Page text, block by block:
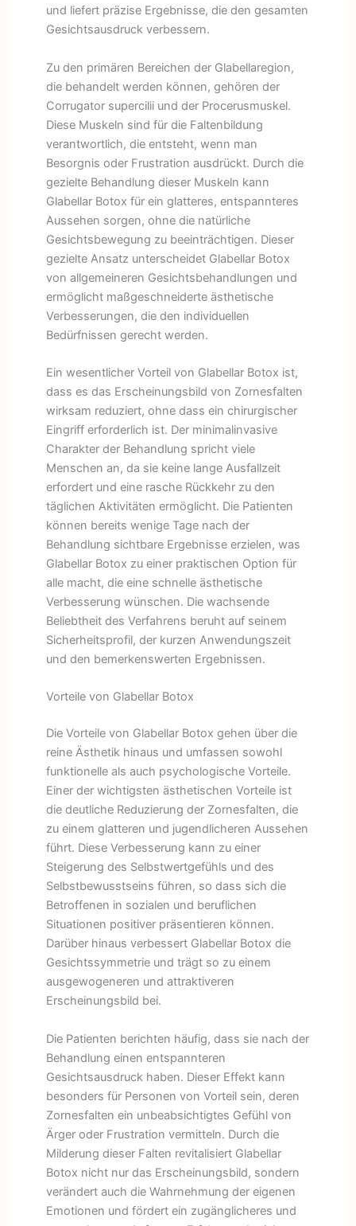
und liefert präzise Ergebnisse, die den gesamten
Gesichtsausdruck verbessern.
Zu den primären Bereichen der Glabellaregion,
die behandelt werden können, gehören der
Corrugator supercilii und der Procerusmuskel.
Diese Muskeln sind für die Faltenbildung
verantwortlich, die entsteht, wenn man
Besorgnis oder Frustration ausdrückt. Durch die
gezielte Behandlung dieser Muskeln kann
Glabellar Botox für ein glatteres, entspannteres
Aussehen sorgen, ohne die natürliche
Gesichtsbewegung zu beeinträchtigen. Dieser
gezielte Ansatz unterscheidet Glabellar Botox
von allgemeineren Gesichtsbehandlungen und
ermöglicht maßgeschneiderte ästhetische
Verbesserungen, die den individuellen
Bedürfnissen gerecht werden.
Ein wesentlicher Vorteil von Glabellar Botox ist,
dass es das Erscheinungsbild von Zornesfalten
wirksam reduziert, ohne dass ein chirurgischer
Eingriff erforderlich ist. Der minimalinvasive
Charakter der Behandlung spricht viele
Menschen an, da sie keine lange Ausfallzeit
erfordert und eine rasche Rückkehr zu den
täglichen Aktivitäten ermöglicht. Die Patienten
können bereits wenige Tage nach der
Behandlung sichtbare Ergebnisse erzielen, was
Glabellar Botox zu einer praktischen Option für
alle macht, die eine schnelle ästhetische
Verbesserung wünschen. Die wachsende
Beliebtheit des Verfahrens beruht auf seinem
Sicherheitsprofil, der kurzen Anwendungszeit
und den bemerkenswerten Ergebnissen.
Vorteile von Glabellar Botox
Die Vorteile von Glabellar Botox gehen über die
reine Ästhetik hinaus und umfassen sowohl
funktionelle als auch psychologische Vorteile.
Einer der wichtigsten ästhetischen Vorteile ist
die deutliche Reduzierung der Zornesfalten, die
zu einem glatteren und jugendlicheren Aussehen
führt. Diese Verbesserung kann zu einer
Steigerung des Selbstwertgefühls und des
Selbstbewusstseins führen, so dass sich die
Betroffenen in sozialen und beruflichen
Situationen positiver präsentieren können.
Darüber hinaus verbessert Glabellar Botox die
Gesichtssymmetrie und trägt so zu einem
ausgewogeneren und attraktiveren
Erscheinungsbild bei.
Die Patienten berichten häufig, dass sie nach der
Behandlung einen entspannteren
Gesichtsausdruck haben. Dieser Effekt kann
besonders für Personen von Vorteil sein, deren
Zornesfalten ein unbeabsichtigtes Gefühl von
Ärger oder Frustration vermitteln. Durch die
Milderung dieser Falten revitalisiert Glabellar
Botox nicht nur das Erscheinungsbild, sondern
verändert auch die Wahrnehmung der eigenen
Emotionen und fördert ein zugänglicheres und